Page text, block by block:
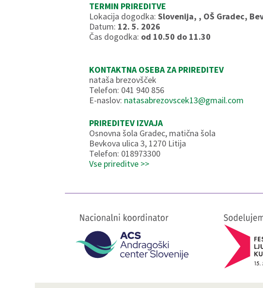
TERMIN PRIREDITVE
Lokacija dogodka:Slovenija, , OŠ Gradec,
Datum: 12. 5. 2026
Čas dogodka: od 10.50 do 11.30
KONTAKTNA OSEBA ZA PRIREDITEV
nataša brezovšček
Telefon: 041 940 856
E-naslov: natasabrezovscek13@gmail.com
PRIREDITEV IZVAJA
Osnovna šola Gradec, matična šola
Bevkova ulica 3, 1270 Litija
Telefon: 018973300
Vse prireditve >>